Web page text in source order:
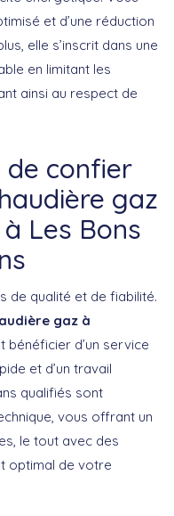
et d’une réduction
elle s’inscrit dans une
en limitant les
ainsi au respect de
de confier
gaz
Les Bons
de qualité et de fiabilité.
gaz à
bénéficier d’un service
et d’un travail
qualifiés sont
vous offrant un
le tout avec des
optimal de votre